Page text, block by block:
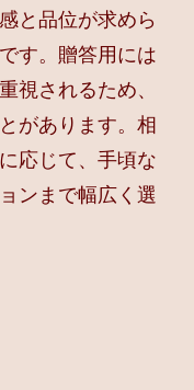
と品位が求めら
す。贈答用には
視されるため、
があります。相
応じて、手頃な
ンまで幅広く選